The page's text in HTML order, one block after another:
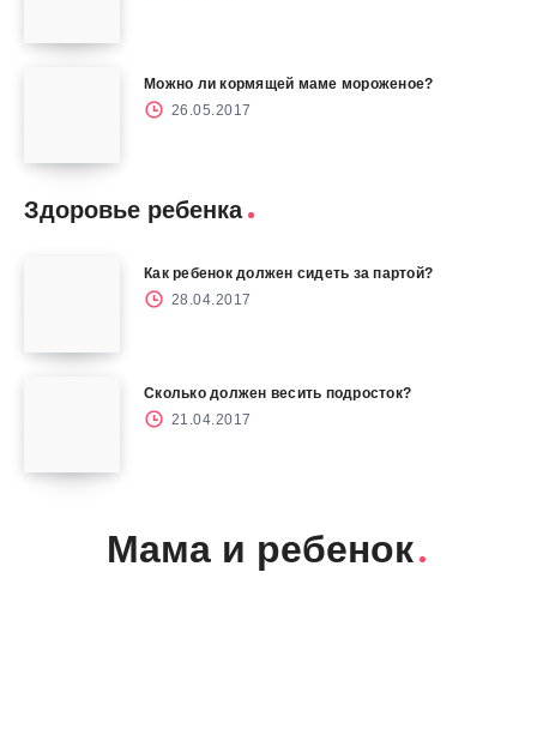
Можно ли кормящей маме мороженое?
26.05.2017
Здоровье ребенка
Как ребенок должен сидеть за партой?
28.04.2017
Сколько должен весить подросток?
21.04.2017
Мама и ребенок